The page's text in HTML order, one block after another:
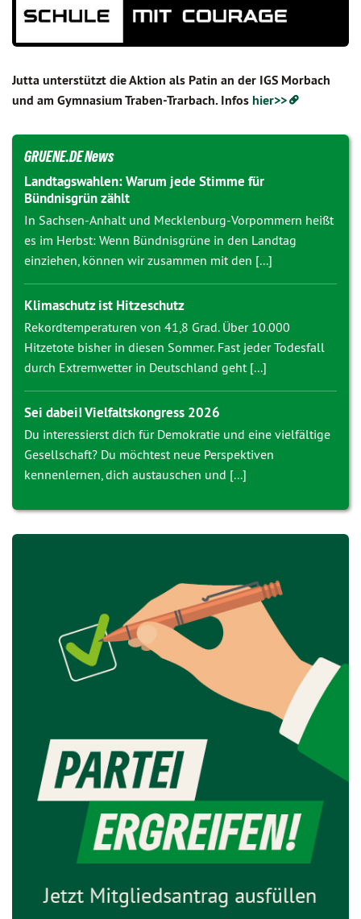
Jutta unterstützt die Aktion als Patin an der IGS Morbach
und am Gymnasium Traben-Trarbach. Infoshier>>
GRUENE.DE News
Landtagswahlen: Warum jede Stimme für
Bündnisgrün zählt
In Sachsen-Anhalt und Mecklenburg-Vorpommern heißt
es im Herbst: Wenn Bündnisgrüne in den Landtag
einziehen, können wir zusammen mit den [...]
Klimaschutz ist Hitzeschutz
Rekordtemperaturen von 41,8 Grad. Über 10.000
Hitzetote bisher in diesen Sommer. Fast jeder Todesfall
durch Extremwetter in Deutschland geht [...]
Sei dabei! Vielfaltskongress 2026
Du interessierst dich für Demokratie und eine vielfältige
Gesellschaft? Du möchtest neue Perspektiven
kennenlernen, dich austauschen und [...]